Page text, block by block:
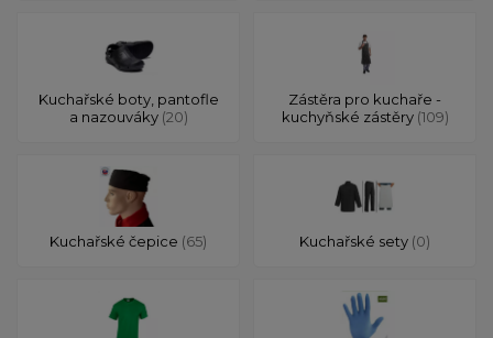
Kuchařské boty, pantofle
a nazouváky (20)
Zástěra pro kuchaře -
kuchyňské zástěry (109)
Kuchařské čepice (65) Kuchařské sety (0)